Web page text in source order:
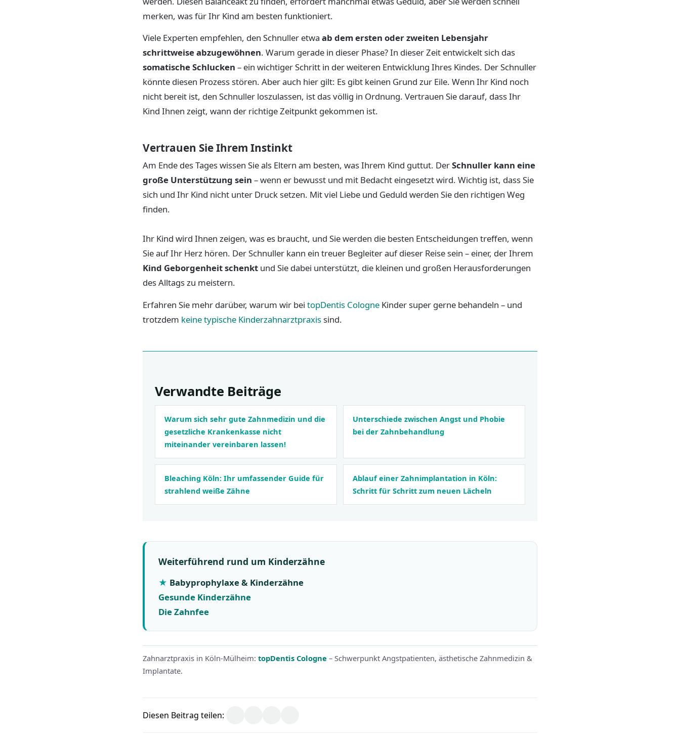
merken, was für Ihr Kind am besten funktioniert.
Viele Experten empfehlen, den Schnuller etwa ab dem ersten oder zweiten Lebensjahr
schrittweise abzugewöhnen. Warum gerade in dieser Phase? In dieser Zeit entwickelt sich das
somatische Schlucken – ein wichtiger Schritt in der weiteren Entwicklung Ihres Kindes. Der Schnuller
könnte diesen Prozess stören. Aber auch hier gilt: Es gibt keinen Grund zur Eile. Wenn Ihr Kind noch
nicht bereit ist, den Schnuller loszulassen, ist das völlig in Ordnung. Vertrauen Sie darauf, dass Ihr
Kind Ihnen zeigt, wann der richtige Zeitpunkt gekommen ist.
Vertrauen Sie Ihrem Instinkt
Am Ende des Tages wissen Sie als Eltern am besten, was Ihrem Kind guttut. DerSchnuller kann eine
große Unterstützung sein – wenn er bewusst und mit Bedacht eingesetzt wird. Wichtig ist, dass Sie
sich und Ihr Kind nicht unter Druck setzen. Mit viel Liebe und Geduld werden Sie den richtigen Weg
finden.
Ihr Kind wird Ihnen zeigen, was es braucht, und Sie werden die besten Entscheidungen treffen, wenn
Sie auf Ihr Herz hören. Der Schnuller kann ein treuer Begleiter auf dieser Reise sein – einer, der Ihrem
Kind Geborgenheit schenkt und Sie dabei unterstützt, die kleinen und großen Herausforderungen
des Alltags zu meistern.
Erfahren Sie mehr darüber, warum wir bei topDentis Cologne Kinder super gerne behandeln – und
trotzdem keine typische Kinderzahnarztpraxis sind.
Verwandte Beiträge
Warum sich sehr gute Zahnmedizin und die
gesetzliche Krankenkasse nicht
miteinander vereinbaren lassen!
Unterschiede zwischen Angst und Phobie
bei der Zahnbehandlung
Bleaching Köln: Ihr umfassender Guide für
strahlend weiße Zähne
Ablauf einer Zahnimplantation in Köln:
Schritt für Schritt zum neuen Lächeln
Weiterführend rund um Kinderzähne
Babyprophylaxe & Kinderzähne
Gesunde Kinderzähne
Die Zahnfee
Zahnarztpraxis in Köln-Mülheim: topDentis Cologne – Schwerpunkt Angstpatienten, ästhetische Zahnmedizin &
Implantate.
Diesen Beitrag teilen: